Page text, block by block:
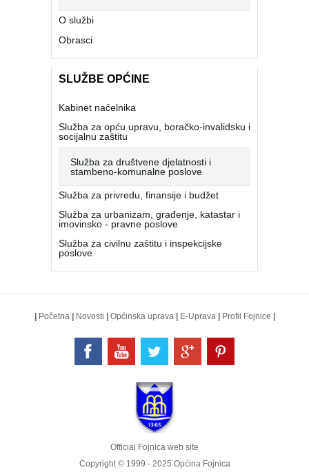
O službi
Obrasci
SLUŽBE OPĆINE
Kabinet načelnika
Služba za opću upravu, boračko-invalidsku i
socijalnu zaštitu
Služba za društvene djelatnosti i
stambeno-komunalne poslove
Služba za privredu, finansije i budžet
Služba za urbanizam, građenje, katastar i
imovinsko - pravne poslove
Služba za civilnu zaštitu i inspekcijske
poslove
| Početna | Novosti | Općinska uprava | E-Uprava | Profil Fojnice |
Official Fojnica web site
Copyright © 1999 - 2025 Općina Fojnica